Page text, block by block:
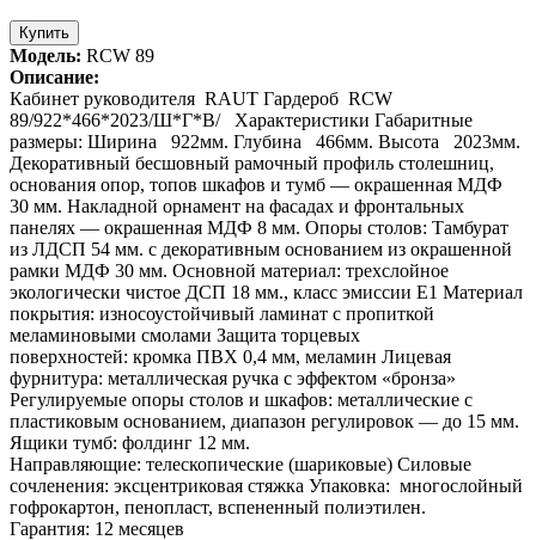
Купить
Модель: RCW 89
Описание:
Кабинет руководителя RAUT Гардероб RCW
89/922*466*2023/Ш*Г*В/ Характеристики Габаритные
размеры: Ширина 922мм. Глубина 466мм. Высота 2023мм.
Декоративный бесшовный рамочный профиль столешниц,
основания опор, топов шкафов и тумб — окрашенная МДФ
30 мм. Накладной орнамент на фасадах и фронтальных
панелях — окрашенная МДФ 8 мм. Опоры столов: Тамбурат
из ЛДСП 54 мм. с декоративным основанием из окрашенной
рамки МДФ 30 мм. Основной материал: трехслойное
экологически чистое ДСП 18 мм., класс эмиссии Е1 Материал
покрытия: износоустойчивый ламинат с пропиткой
меламиновыми смолами Защита торцевых
поверхностей: кромка ПВХ 0,4 мм, меламин Лицевая
фурнитура: металлическая ручка с эффектом «бронза»
Регулируемые опоры столов и шкафов: металлические с
пластиковым основанием, диапазон регулировок — до 15 мм.
Ящики тумб: фолдинг 12 мм.
Направляющие: телескопические (шариковые) Силовые
сочленения: эксцентриковая стяжка Упаковка: многослойный
гофрокартон, пенопласт, вспененный полиэтилен.
Гарантия: 12 месяцев